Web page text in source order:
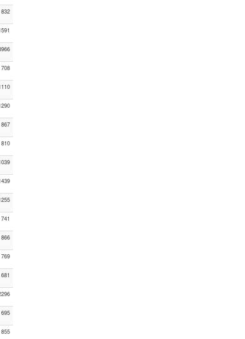
832
708
867
810
741
866
769
681
695
855